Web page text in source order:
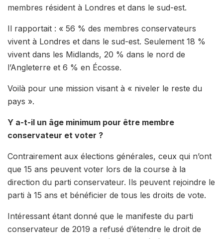
membres résident à Londres et dans le sud-est.
Il rapportait : « 56 % des membres conservateurs
vivent à Londres et dans le sud-est. Seulement 18 %
vivent dans les Midlands, 20 % dans le nord de
l’Angleterre et 6 % en Écosse.
Voilà pour une mission visant à « niveler le reste du
pays ».
Y a-t-il un âge minimum pour être membre
conservateur et voter ?
Contrairement aux élections générales, ceux qui n’ont
que 15 ans peuvent voter lors de la course à la
direction du parti conservateur. Ils peuvent rejoindre le
parti à 15 ans et bénéficier de tous les droits de vote.
Intéressant étant donné que le manifeste du parti
conservateur de 2019 a refusé d’étendre le droit de